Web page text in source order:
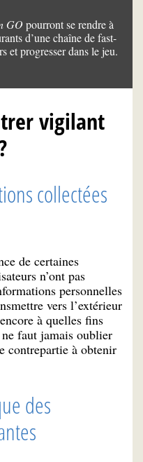
GO pourront se rendre à
d’une chaîne de fast-
et progresser dans le jeu.
vigilant
collectées
de certaines
n’ont pas
personnelles
vers l’extérieur
à quelles fins
faut jamais oublier
contrepartie à obtenir
des